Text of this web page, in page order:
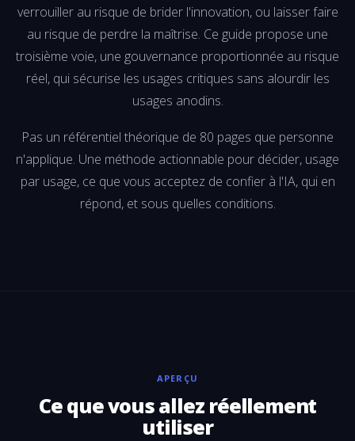
verrouiller au risque de brider l'innovation, ou laisser faire
au risque de perdre la maîtrise. Ce guide propose une
troisième voie, une gouvernance proportionnée au risque
réel, qui sécurise les usages critiques sans alourdir les
usages anodins.
Pas un référentiel théorique de 80 pages que personne
n'applique. Une méthode actionnable pour décider, usage
par usage, ce que vous acceptez de confier à l'IA, qui en
répond, et sous quelles conditions.
APERÇU
Ce que vous allez réellement
utiliser